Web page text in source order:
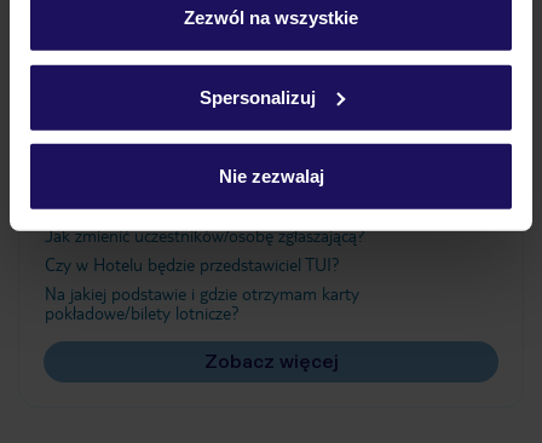
Szczegółowe informacje o plikach cookie znajdziesz
Zezwól na wszystkie
Spersonalizuj
Nie zezwalaj
Ważne informacje
Jak zmienić uczestników/osobę zgłaszającą?
Czy w Hotelu będzie przedstawiciel TUI?
Na jakiej podstawie i gdzie otrzymam karty
pokładowe/bilety lotnicze?
Zobacz więcej